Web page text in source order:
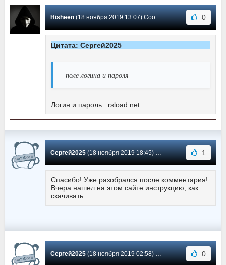
Hisheen(18 ноября 2019 13:07) Сообщение #5 0
Цитата: Сергей2025
поле логина и пароля
Логин и пароль: rsload.net
Сергей2025(18 ноября 2019 18:45) Сообщение #4 1
Спасибо! Уже разобрался после комментария!
Вчера нашел на этом сайте инструкцию, как
скачивать.
Сергей2025(18 ноября 2019 02:58) Сообщение #3 0